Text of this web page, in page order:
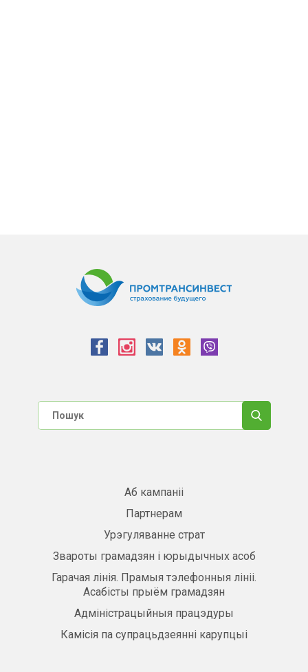
Аб кампаніі
Партнерам
Урэгуляванне страт
Звароты грамадзян і юрыдычных асоб
Гарачая лінія. Прамыя тэлефонныя лініі.
Асабісты прыём грамадзян
Адміністрацыйныя працэдуры
Камісія па супрацьдзеянні карупцыі